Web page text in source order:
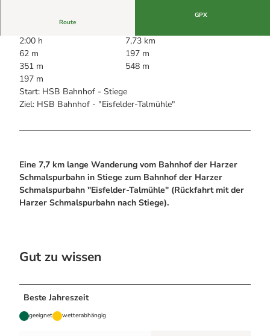
Noch lange nicht Schicht im Schacht
Wanderführer Jörg Kühnhold
Informationen für Gastgeberinnen
Kulinarik
Einkaufen
Webcams
Route
GPX
2:00 h
7,73 km
62 m
197 m
351 m
548 m
197 m
Start: HSB Bahnhof - Stiege
Ziel: HSB Bahnhof - "Eisfelder-Talmühle"
Eine 7,7 km lange Wanderung vom Bahnhof der Harzer
Schmalspurbahn in Stiege zum Bahnhof der Harzer
Schmalspurbahn "Eisfelder-Talmühle" (Rückfahrt mit der
Harzer Schmalspurbahn nach Stiege).
Gut zu wissen
Beste Jahreszeit
geeignet wetterabhängig